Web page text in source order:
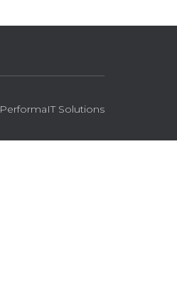
PerformaIT Solutions